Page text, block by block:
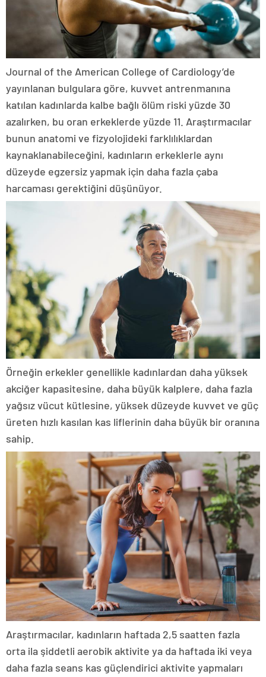
Journal of the American College of Cardiology’de
yayınlanan bulgulara göre, kuvvet antrenmanına
katılan kadınlarda kalbe bağlı ölüm riski yüzde 30
azalırken, bu oran erkeklerde yüzde 11. Araştırmacılar
bunun anatomi ve fizyolojideki farklılıklardan
kaynaklanabileceğini, kadınların erkeklerle aynı
düzeyde egzersiz yapmak için daha fazla çaba
harcaması gerektiğini düşünüyor.
Örneğin erkekler genellikle kadınlardan daha yüksek
akciğer kapasitesine, daha büyük kalplere, daha fazla
yağsız vücut kütlesine, yüksek düzeyde kuvvet ve güç
üreten hızlı kasılan kas liflerinin daha büyük bir oranına
sahip.
Araştırmacılar, kadınların haftada 2,5 saatten fazla
orta ila şiddetli aerobik aktivite ya da haftada iki veya
daha fazla seans kas güçlendirici aktivite yapmaları